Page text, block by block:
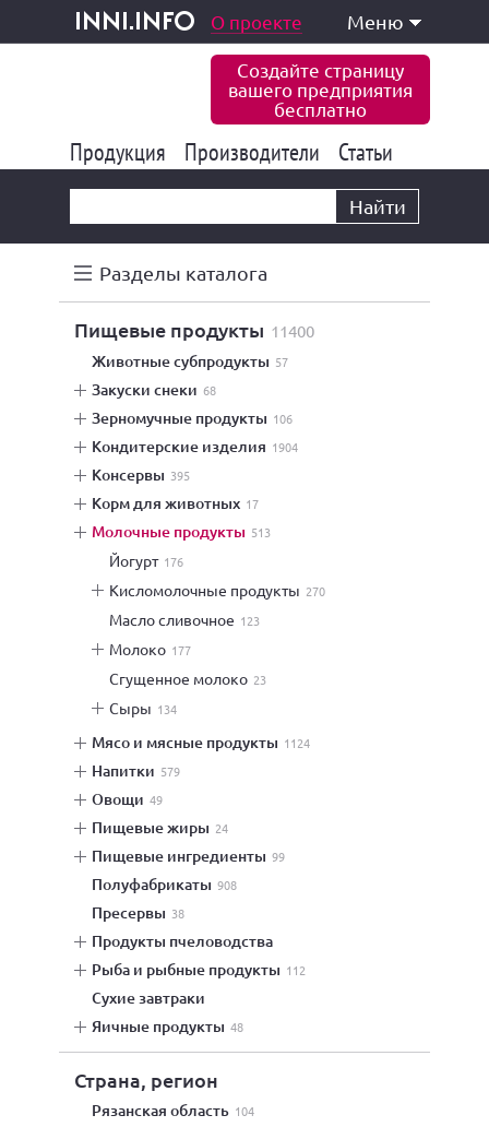
inni.info
и услуги О проекте Меню
Создайте страницу
вашего предприятия
бесплатно
Продукция 177 835
Производители 6 771
Статьи
Найти
Разделы каталога
пищевые продукты 11400
животные субпродукты 57
закуски снеки 68
зерномучные продукты 106
кондитерские изделия 1904
консервы 395
корм для животных 17
молочные продукты 513
йогурт 176
кисломолочные продукты 270
масло сливочное 123
молоко 177
сгущенное молоко 23
сыры 134
мясо и мясные продукты 1124
напитки 579
овощи 49
пищевые жиры 24
пищевые ингредиенты 99
полуфабрикаты 908
пресервы 38
продукты пчеловодства
рыба и рыбные продукты 112
сухие завтраки
яичные продукты 48
Страна, регион
Рязанская область 104